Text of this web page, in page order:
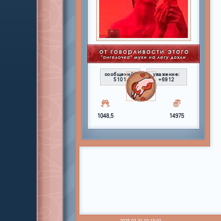
сообщений:
5101
уважение:
+6912
1048,5 14975